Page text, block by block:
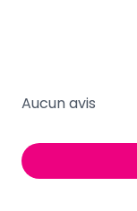
Aucun avis